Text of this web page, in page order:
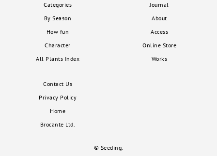
Categories
By Season
How fun
Character
All Plants Index
Journal
About
Access
Online Store
Works
Contact Us
Privacy Policy
Home
Brocante Ltd.
© Seeding.